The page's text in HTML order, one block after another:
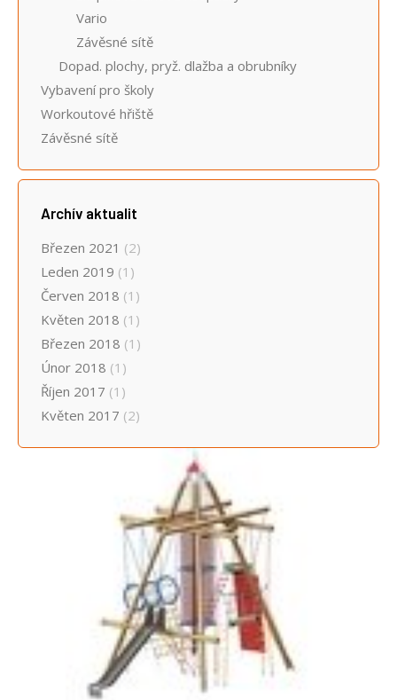
Vario
Závěsné sítě
Dopad. plochy, pryž. dlažba a obrubníky
Vybavení pro školy
Workoutové hřiště
Závěsné sítě
Archív aktualit
Březen 2021 (2)
Leden 2019 (1)
Červen 2018 (1)
Květen 2018 (1)
Březen 2018 (1)
Únor 2018 (1)
Říjen 2017 (1)
Květen 2017 (2)